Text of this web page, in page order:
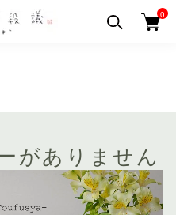
0
がありません